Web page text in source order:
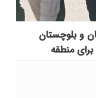
و بلوچستان
منطقه